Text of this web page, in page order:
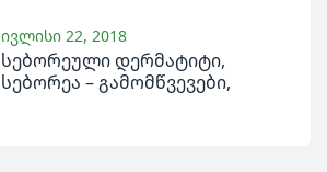
სებორეული დერმატიტი,
სებორეა – გამომწვევები,
ივლისი 22, 2018